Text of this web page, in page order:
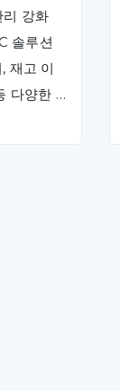
량 80%
강화
솔루션
재고 이
다양한 업
니다. 이